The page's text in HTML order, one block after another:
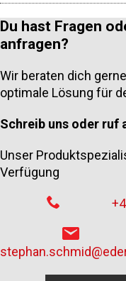
Du hast Fragen
anfragen?
Wir beraten dich
optimale Lösung für
Schreib uns oder ruf
Unser
Verfügung